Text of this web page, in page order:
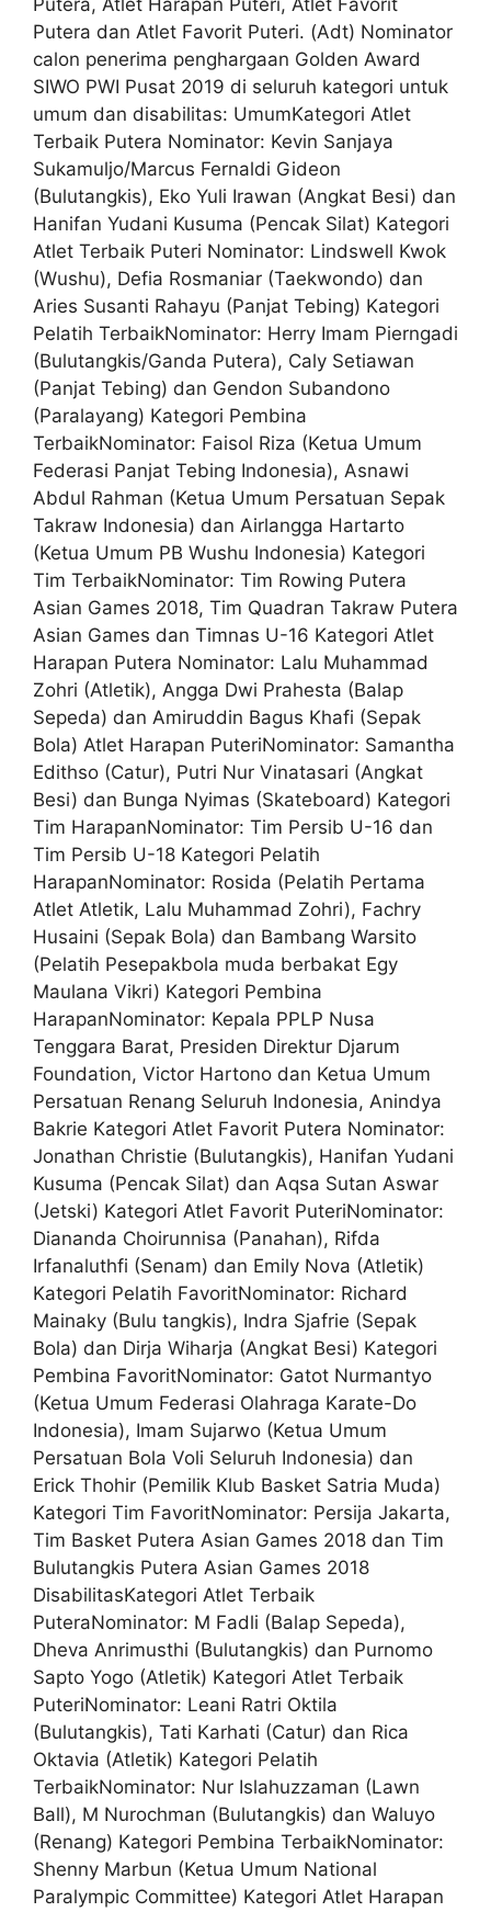
Putera, Atlet Harapan Puteri, Atlet Favorit
Putera dan Atlet Favorit Puteri. (Adt) Nominator
calon penerima penghargaan Golden Award
SIWO PWI Pusat 2019 di seluruh kategori untuk
umum dan disabilitas: UmumKategori Atlet
Terbaik Putera Nominator: Kevin Sanjaya
Sukamuljo/Marcus Fernaldi Gideon
(Bulutangkis), Eko Yuli Irawan (Angkat Besi) dan
Hanifan Yudani Kusuma (Pencak Silat) Kategori
Atlet Terbaik Puteri Nominator: Lindswell Kwok
(Wushu), Defia Rosmaniar (Taekwondo) dan
Aries Susanti Rahayu (Panjat Tebing) Kategori
Pelatih TerbaikNominator: Herry Imam Pierngadi
(Bulutangkis/Ganda Putera), Caly Setiawan
(Panjat Tebing) dan Gendon Subandono
(Paralayang) Kategori Pembina
TerbaikNominator: Faisol Riza (Ketua Umum
Federasi Panjat Tebing Indonesia), Asnawi
Abdul Rahman (Ketua Umum Persatuan Sepak
Takraw Indonesia) dan Airlangga Hartarto
(Ketua Umum PB Wushu Indonesia) Kategori
Tim TerbaikNominator: Tim Rowing Putera
Asian Games 2018, Tim Quadran Takraw Putera
Asian Games dan Timnas U-16 Kategori Atlet
Harapan Putera Nominator: Lalu Muhammad
Zohri (Atletik), Angga Dwi Prahesta (Balap
Sepeda) dan Amiruddin Bagus Khafi (Sepak
Bola) Atlet Harapan PuteriNominator: Samantha
Edithso (Catur), Putri Nur Vinatasari (Angkat
Besi) dan Bunga Nyimas (Skateboard) Kategori
Tim HarapanNominator: Tim Persib U-16 dan
Tim Persib U-18 Kategori Pelatih
HarapanNominator: Rosida (Pelatih Pertama
Atlet Atletik, Lalu Muhammad Zohri), Fachry
Husaini (Sepak Bola) dan Bambang Warsito
(Pelatih Pesepakbola muda berbakat Egy
Maulana Vikri) Kategori Pembina
HarapanNominator: Kepala PPLP Nusa
Tenggara Barat, Presiden Direktur Djarum
Foundation, Victor Hartono dan Ketua Umum
Persatuan Renang Seluruh Indonesia, Anindya
Bakrie Kategori Atlet Favorit Putera Nominator:
Jonathan Christie (Bulutangkis), Hanifan Yudani
Kusuma (Pencak Silat) dan Aqsa Sutan Aswar
(Jetski) Kategori Atlet Favorit PuteriNominator:
Diananda Choirunnisa (Panahan), Rifda
Irfanaluthfi (Senam) dan Emily Nova (Atletik)
Kategori Pelatih FavoritNominator: Richard
Mainaky (Bulu tangkis), Indra Sjafrie (Sepak
Bola) dan Dirja Wiharja (Angkat Besi) Kategori
Pembina FavoritNominator: Gatot Nurmantyo
(Ketua Umum Federasi Olahraga Karate-Do
Indonesia), Imam Sujarwo (Ketua Umum
Persatuan Bola Voli Seluruh Indonesia) dan
Erick Thohir (Pemilik Klub Basket Satria Muda)
Kategori Tim FavoritNominator: Persija Jakarta,
Tim Basket Putera Asian Games 2018 dan Tim
Bulutangkis Putera Asian Games 2018
DisabilitasKategori Atlet Terbaik
PuteraNominator: M Fadli (Balap Sepeda),
Dheva Anrimusthi (Bulutangkis) dan Purnomo
Sapto Yogo (Atletik) Kategori Atlet Terbaik
PuteriNominator: Leani Ratri Oktila
(Bulutangkis), Tati Karhati (Catur) dan Rica
Oktavia (Atletik) Kategori Pelatih
TerbaikNominator: Nur Islahuzzaman (Lawn
Ball), M Nurochman (Bulutangkis) dan Waluyo
(Renang) Kategori Pembina TerbaikNominator:
Shenny Marbun (Ketua Umum National
Paralympic Committee) Kategori Atlet Harapan